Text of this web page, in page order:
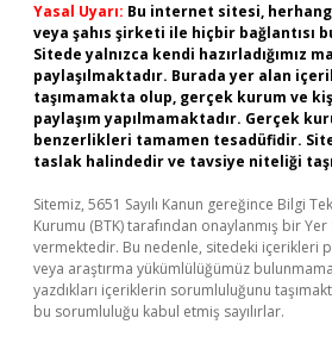
Yasal Uyarı: Bu internet sitesi,
veya şahıs şirketi ile hiçbir bağlantısı
Sitede yalnızca kendi hazırladığımız
paylaşılmaktadır. Burada yer alan
taşımamakta olup, gerçek kurum ve
paylaşım yapılmamaktadır. Gerçek
benzerlikleri tamamen tesadüfidir.
taslak halindedir ve tavsiye niteliği
Sitemiz, 5651 Sayılı Kanun gereğince Bilgi
Kurumu (BTK) tarafından onaylanmış bir Yer
vermektedir. Bu nedenle, sitedeki içerikleri
veya araştırma yükümlülüğümüz
yazdıkları içeriklerin sorumluluğunu
bu sorumluluğu kabul etmiş sayılırlar.